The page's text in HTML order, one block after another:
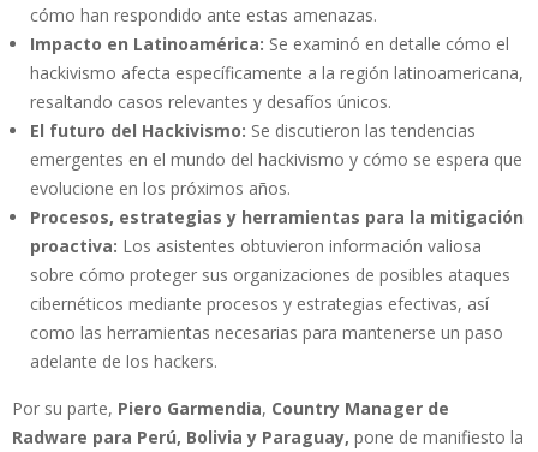
cómo han respondido ante estas amenazas.
Impacto en Latinoamérica: Se examinó en detalle cómo el
hackivismo afecta específicamente a la región latinoamericana,
resaltando casos relevantes y desafíos únicos.
El futuro del Hackivismo: Se discutieron las tendencias
emergentes en el mundo del hackivismo y cómo se espera que
evolucione en los próximos años.
Procesos, estrategias y herramientas para la mitigación
proactiva: Los asistentes obtuvieron información valiosa
sobre cómo proteger sus organizaciones de posibles ataques
cibernéticos mediante procesos y estrategias efectivas, así
como las herramientas necesarias para mantenerse un paso
adelante de los hackers.
Por su parte, Piero Garmendia, Country Manager de
Radware para Perú, Bolivia y Paraguay, pone de manifiesto la